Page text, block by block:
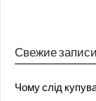
Свежие записи
Чому слід